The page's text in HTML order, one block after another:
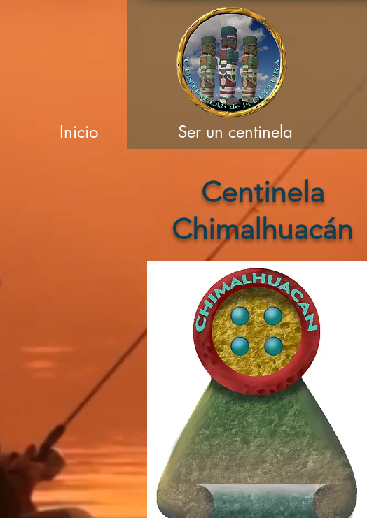
Inicio Ser un centinela
Centinela
Chimalhuacán